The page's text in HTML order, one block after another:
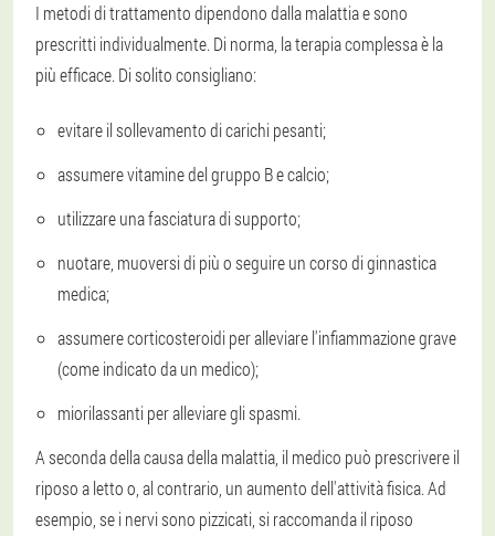
I metodi di trattamento dipendono dalla malattia e sono
prescritti individualmente. Di norma, la terapia complessa è la
più efficace. Di solito consigliano:
evitare il sollevamento di carichi pesanti;
assumere vitamine del gruppo B e calcio;
utilizzare una fasciatura di supporto;
nuotare, muoversi di più o seguire un corso di ginnastica
medica;
assumere corticosteroidi per alleviare l'infiammazione grave
(come indicato da un medico);
miorilassanti per alleviare gli spasmi.
A seconda della causa della malattia, il medico può prescrivere il
riposo a letto o, al contrario, un aumento dell'attività fisica. Ad
esempio, se i nervi sono pizzicati, si raccomanda il riposo